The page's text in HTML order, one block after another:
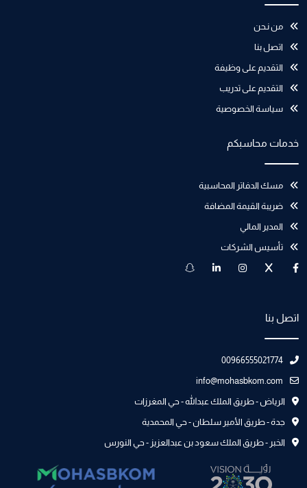
من نـحن
اتصل بنا
التقديم على وظيفة
التقديم على تدريب
سياسة الخصوصية
خدمات محاسبكم
مسك الدفاتر المحاسبية
ضريبة القيمة المضافة
المدير المالي
تأسيس الشركات
اتصل بنا
00966555021774
info@mohasbkom.com
الرياض - طريق الملك عبدالله - حي المغرزات
جدة - طريق الأمير سلطان - حي المحمدية
الخبر - طريق الملك سعود بن عبدالعزيز - حي النورس